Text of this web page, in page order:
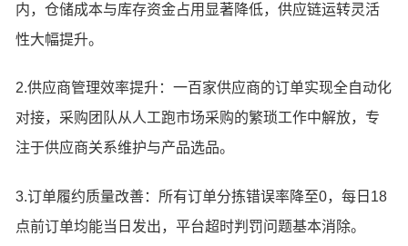
内，仓储成本与库存资金占用显著降低，供应链运转灵活
性大幅提升。
2.供应商管理效率提升：一百家供应商的订单实现全自动化
对接，采购团队从人工跑市场采购的繁琐工作中解放，专
注于供应商关系维护与产品选品。
3.订单履约质量改善：所有订单分拣错误率降至0，每日18
点前订单均能当日发出，平台超时判罚问题基本消除。